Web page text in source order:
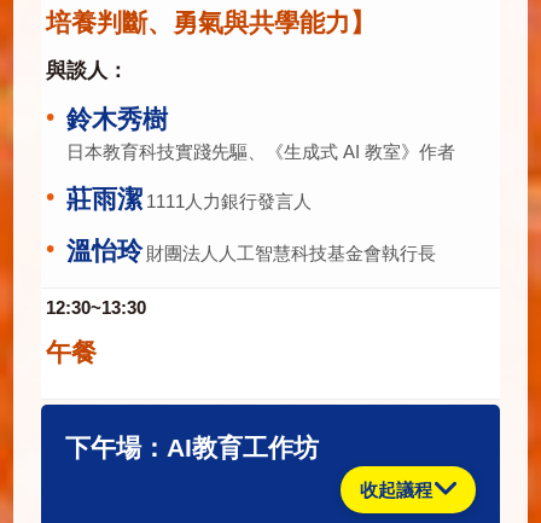
培養判斷、勇氣與共學能力】
與談人：
鈴木秀樹
日本教育科技實踐先驅、《生成式 AI 教室》作者
莊雨潔 1111人力銀行發言人
溫怡玲 財團法人人工智慧科技基金會執行長
12:30~13:30
午餐
下午場：AI教育工作坊
收起議程